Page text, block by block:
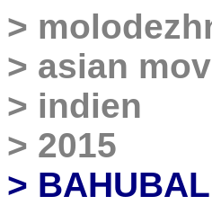
>
> asian
> indien
> 2015
>